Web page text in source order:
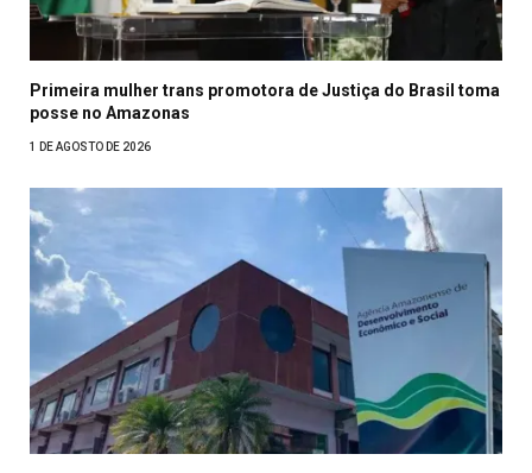
Primeira mulher trans promotora de Justiça do Brasil toma
posse no Amazonas
1 DE AGOSTO DE 2026